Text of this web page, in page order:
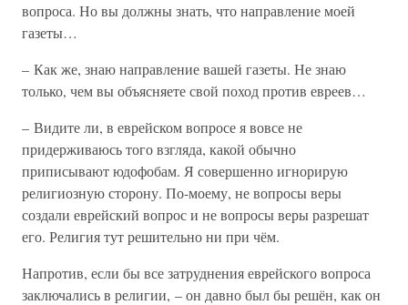
вопроса. Но вы должны знать, что направление моей
газеты…
– Как же, знаю направление вашей газеты. Не знаю
только, чем вы объясняете свой поход против евреев…
– Видите ли, в еврейском вопросе я вовсе не
придерживаюсь того взгляда, какой обычно
приписывают юдофобам. Я совершенно игнорирую
религиозную сторону. По-моему, не вопросы веры
создали еврейский вопрос и не вопросы веры разрешат
его. Религия тут решительно ни при чём.
Напротив, если бы все затруднения еврейского вопроса
заключались в религии, – он давно был бы решён, как он